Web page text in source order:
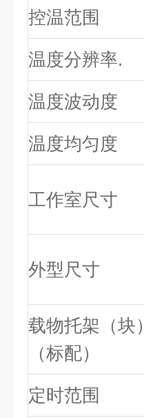
控温范围
温度分辨率.
温度波动度
温度均匀度
工作室尺寸
外型尺寸
载物托架（块）
（标配）
定时范围